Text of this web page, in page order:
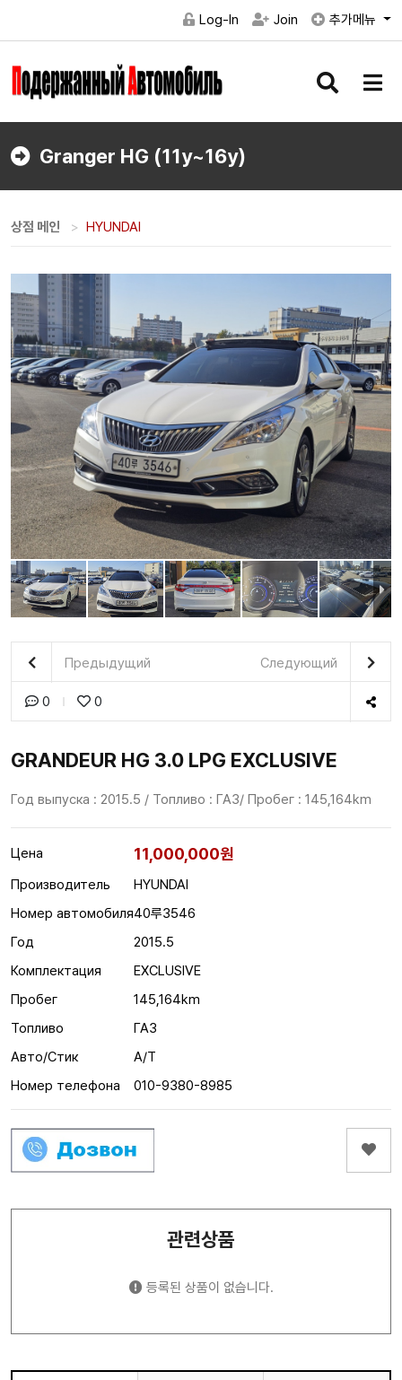
Log-In Join 추가메뉴
검
버
메
버
Granger HG (11y~16y)
상점 메인 HYUNDAI
Предыдущий Следующий
0 0
GRANDEUR HG 3.0 LPG EXCLUSIVE
Год выпуска : 2015.5 / Топливо : ГАЗ/ Пробег : 145,164km
Цена 11,000,000원
Производитель
HYUNDAI
Номер автомобиля40루3546
Год
2015.5
Комплектация
EXCLUSIVE
Пробег
145,164km
Топливо
ГАЗ
Авто/Стик
A/T
Номер телефона
010-9380-8985
관련상품
등록된 상품이 없습니다.